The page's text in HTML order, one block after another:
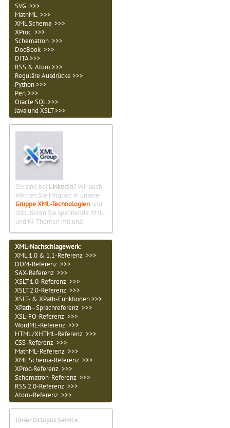
SVG >>>
MathML >>>
XML Schema >>>
XProc >>>
Schematron >>>
DocBook >>>
DITA >>>
RSS & Atom >>>
Reguläre Ausdrücke >>>
Python >>>
Perl >>>
Oracle SQL >>>
Java und XSLT >>>
Sie sind bei LinkedIn? Wir auch.
Werden Sie Mitglied in unserer
Gruppe XML-Technologien und
diskutieren Sie spannende XML-
und KI-Themen mit uns!
XML-Nachschlagewerk:
XML 1.0 & 1.1-Referenz >>>
DOM-Referenz >>>
SAX-Referenz >>>
XSLT 1.0-Referenz >>>
XSLT 2.0-Referenz >>>
XSLT- & XPath-Funktionen >>>
XPath–Sprachreferenz >>>
XSL-FO-Referenz >>>
WordML-Referenz >>>
HTML/XHTML-Referenz >>>
CSS-Referenz >>>
MathML-Referenz >>>
XML Schema-Referenz >>>
XProc-Referenz >>>
Schematron-Referenz >>>
RSS 2.0-Referenz >>>
Atom-Referenz >>>
Unser Octopus Service: